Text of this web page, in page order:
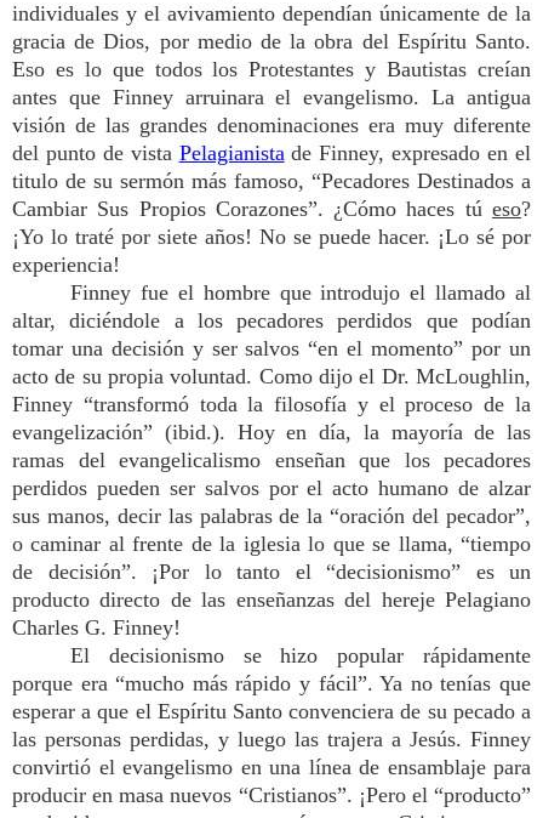
individuales y el avivamiento dependían únicamente de la
gracia de Dios, por medio de la obra del Espíritu Santo.
Eso es lo que todos los Protestantes y Bautistas creían
antes que Finney arruinara el evangelismo. La antigua
visión de las grandes denominaciones era muy diferente
del punto de vista Pelagianistade Finney, expresado en el
titulo de su sermón más famoso, “Pecadores Destinados a
Cambiar Sus Propios Corazones”. ¿Cómo haces tú eso?
¡Yo lo traté por siete años! No se puede hacer. ¡Lo sé por
experiencia!
Finney fue el hombre que introdujo el llamado al
altar, diciéndole a los pecadores perdidos que podían
tomar una decisión y ser salvos “en el momento” por un
acto de su propia voluntad. Como dijo el Dr. McLoughlin,
Finney “transformó toda la filosofía y el proceso de la
evangelización” (ibid.). Hoy en día, la mayoría de las
ramas del evangelicalismo enseñan que los pecadores
perdidos pueden ser salvos por el acto humano de alzar
sus manos, decir las palabras de la “oración del pecador”,
o caminar al frente de la iglesia lo que se llama, “tiempo
de decisión”. ¡Por lo tanto el “decisionismo” es un
producto directo de las enseñanzas del hereje Pelagiano
Charles G. Finney!
El decisionismo se hizo popular rápidamente
porque era “mucho más rápido y fácil”. Ya no tenías que
esperar a que el Espíritu Santo convenciera de su pecado a
las personas perdidas, y luego las trajera a Jesús. Finney
convirtió el evangelismo en una línea de ensamblaje para
producir en masa nuevos “Cristianos”. ¡Pero el “producto”